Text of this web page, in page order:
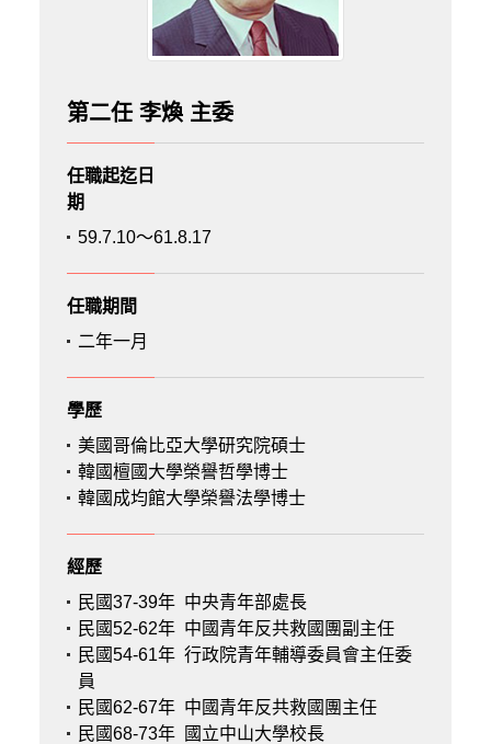
第二任 李煥 主委
任職起迄日
期
59.7.10～61.8.17
任職期間
二年一月
學歷
美國哥倫比亞大學研究院碩士
韓國檀國大學榮譽哲學博士
韓國成均館大學榮譽法學博士
經歷
民國37-39年中央青年部處長
民國52-62年中國青年反共救國團副主任
民國54-61年行政院青年輔導委員會主任委
員
民國62-67年 中國青年反共救國團主任
民國68-73年
國立中山大學校長